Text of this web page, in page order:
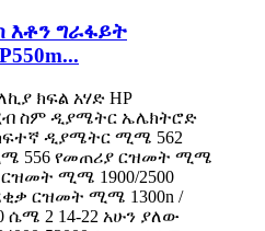
እቶን ግራፋይት
ክፍል አሃድ HP
ስም ዲያሜትር ኤሌክትሮድ
ዲያሜትር ሚሜ 562
556 የመጠሪያ ርዝመት ሚሜ
ርዝመት ሚሜ 1900/2500
ርዝመት ሚሜ 1300n /
ሴሜ 2 14-22 አሁን ያለው